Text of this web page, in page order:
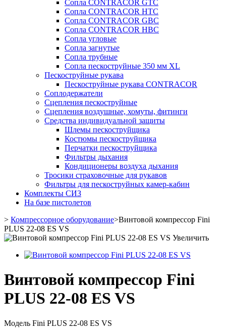
Сопла CONTRACOR GTC
Сопла CONTRACOR HTC
Сопла CONTRACOR GBC
Сопла CONTRACOR HBC
Сопла угловые
Сопла загнутые
Сопла трубные
Сопла пескоструйные 350 мм XL
Пескоструйные рукава
Пескоструйные рукава CONTRACOR
Соплодержатели
Сцепления пескоструйные
Сцепления воздушные, хомуты, фитинги
Средства индивидуальной защиты
Шлемы пескоструйщика
Костюмы пескоструйщика
Перчатки пескоструйщика
Фильтры дыхания
Кондиционеры воздуха дыхания
Тросики страховочные для рукавов
Фильтры для пескоструйных камер-кабин
Комплекты СИЗ
На базе пистолетов
> Компрессорное оборудование>Винтовой компрессор Fini
PLUS 22-08 ES VS
Увеличить
Винтовой компрессор Fini
PLUS 22-08 ES VS
Модель Fini PLUS 22-08 ES VS